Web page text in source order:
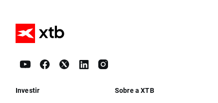
Investir Sobre a XTB